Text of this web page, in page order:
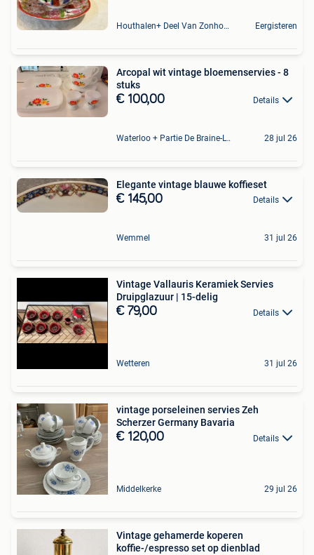
Houthalen+ Deel Van Zonhoven En Zolder Eergisteren
Arcopal wit vintage bloemenservies - 8
stuks
€ 100,00 Details
Waterloo + Partie De Braine-L'Alleud, De Ohain 28 jul 26
Elegante vintage blauwe koffieset
€ 145,00 Details
Wemmel 31 jul 26
Vintage Vallauris Keramiek Servies
Druipglazuur | 15-delig
€ 79,00 Details
Wetteren 31 jul 26
vintage porseleinen servies Zeh
Scherzer Germany Bavaria
€ 120,00 Details
Middelkerke 29 jul 26
Vintage gehamerde koperen
koffie-/espresso set op dienblad